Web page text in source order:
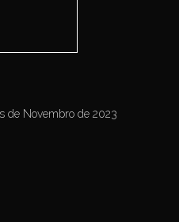
de Novembro de 2023